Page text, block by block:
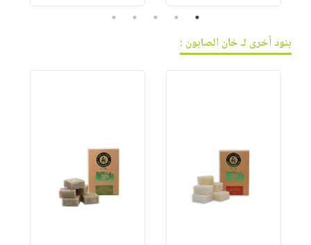
1
2
3
4
5
بنود أخرى لـ خان الصابون :